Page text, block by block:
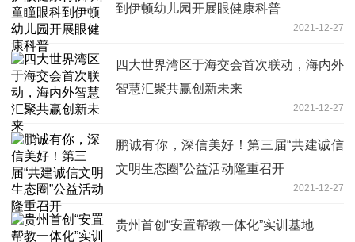
到伊顿幼儿园开展眼健康科普
2021-12-27
四大世界湾区于海交会首次联动，海内外
智慧汇聚共赢创新未来
2021-12-27
鹏诚有你，深信美好！第三届“共建诚信
文明生态圈”公益活动隆重召开
2021-12-27
贵州首创“安置帮教一体化”实训基地